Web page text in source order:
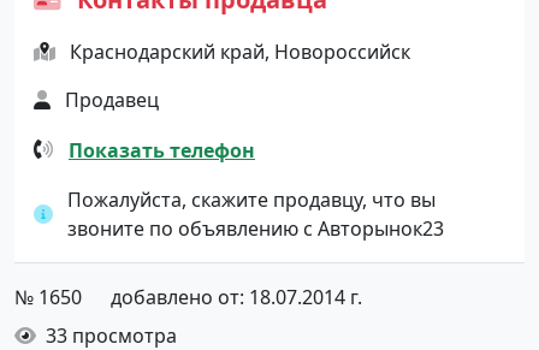
Краснодарский край, Новороссийск
Продавец
Показать телефон
Пожалуйста, скажите продавцу, что вы
звоните по объявлению с Авторынок23
№ 1650
добавлено от: 18.07.2014 г.
33 просмотра